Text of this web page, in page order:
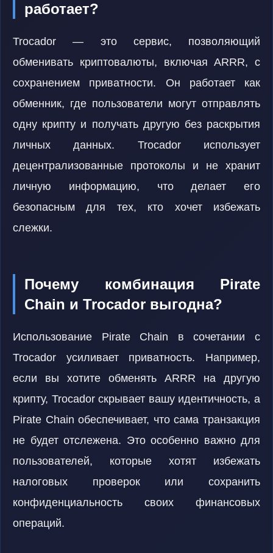
работает?
Trocador — это сервис, позволяющий
обменивать криптовалюты, включая ARRR, с
сохранением приватности. Он работает как
обменник, где пользователи могут отправлять
одну крипту и получать другую без раскрытия
личных данных. Trocador использует
децентрализованные протоколы и не хранит
личную информацию, что делает его
безопасным для тех, кто хочет избежать
слежки.
Почему комбинация Pirate
Chain и Trocador выгодна?
Использование Pirate Chain в сочетании с
Trocador усиливает приватность. Например,
если вы хотите обменять ARRR на другую
крипту, Trocador скрывает вашу идентичность, а
Pirate Chain обеспечивает, что сама транзакция
не будет отслежена. Это особенно важно для
пользователей, которые хотят избежать
налоговых проверок или сохранить
конфиденциальность своих финансовых
операций.